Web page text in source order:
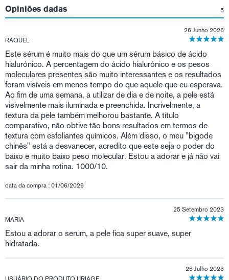
Opiniões dadas 5
RAQUEL
26 Junho 2026
Este sérum é muito mais do que um sérum básico de ácido
hialurónico. A percentagem do ácido hialurónico e os pesos
moleculares presentes são muito interessantes e os resultados
foram visíveis em menos tempo do que aquele que eu esperava.
Ao fim de uma semana, a utilizar de dia e de noite, a pele está
visivelmente mais iluminada e preenchida. Incrivelmente, a
textura da pele também melhorou bastante. A título
comparativo, não obtive tão bons resultados em termos de
textura com esfoliantes químicos. Além disso, o meu "bigode
chinês" está a desvanecer, acredito que este seja o poder do
baixo e muito baixo peso molecular. Estou a adorar e já não vai
sair da minha rotina. 1000/10.
data da compra : 01/06/2026
MARIA
25 Setembro 2023
Estou a adorar o serum, a pele fica super suave, super
hidratada.
26 Julho 2023